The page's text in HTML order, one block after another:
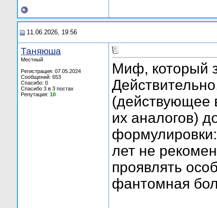
11.06.2026, 19:56
Таняюша
Местный
Регистрация: 07.05.2024
Сообщений: 653
Спасибо: 0
Спасибо 3 в 3 постах
Репутация: 10
Миф, который
их аналогов)
лет не
проявлять
фантомная